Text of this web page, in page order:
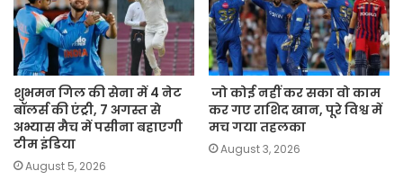
शुभमन गिल की सेना में 4 नेट
बॉलर्स की एंट्री, 7 अगस्त से
अभ्यास मैच में पसीना बहाएगी
टीम इंडिया
August 5, 2026
जो कोई नहीं कर सका वो काम
कर गए राशिद खान, पूरे विश्व में
मच गया तहलका
August 3, 2026